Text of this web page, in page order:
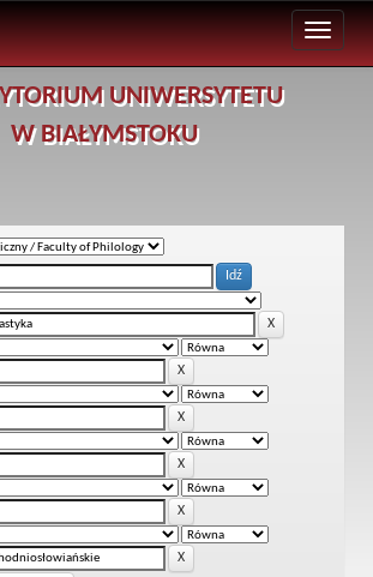
UNIWERSYTETU
W BIAŁYMSTOKU